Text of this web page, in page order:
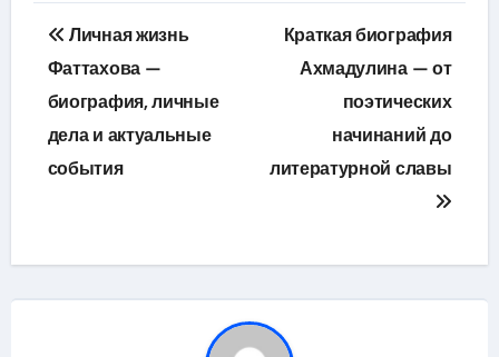
Навигация
по
записям
Личная жизнь
Фаттахова —
биография, личные
дела и актуальные
события
Краткая биография
Ахмадулина — от
поэтических
начинаний до
литературной славы